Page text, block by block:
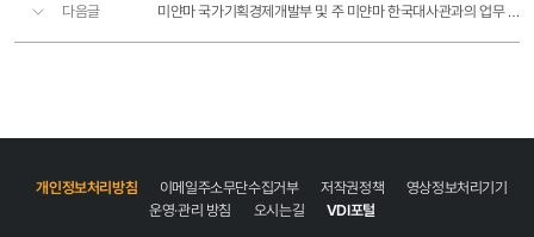
다음글 미얀마 국가기획경제개발부 및 주 미얀마 한국대사관과의 업무 협의회
개인정보처리방침 이메일주소무단수집거부 저작권정책
영상정보처리기기
운영·관리 방침
오시는길 VDI포털